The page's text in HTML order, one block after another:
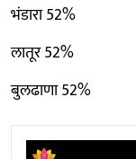
भंडारा 52%
लातूर 52%
बुलढाणा 52%